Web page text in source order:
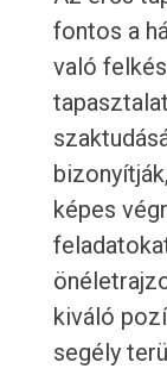
fontos a
való
képes
kiváló
segély